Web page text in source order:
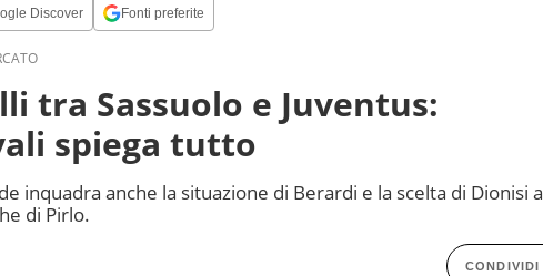
Discover Fonti preferite
tra Sassuolo e Juventus:
spiega tutto
inquadra anche la situazione di Berardi e la scelta di Dionisi a
di Pirlo.
CONDIVIDI